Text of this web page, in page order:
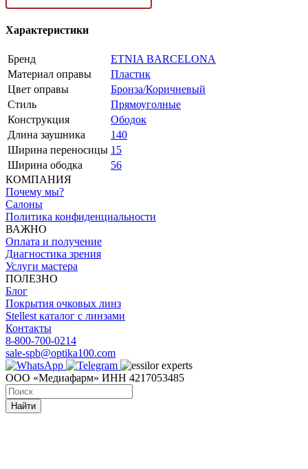
Характеристики
Бренд
ETNIA BARCELONA
Материал оправы
Пластик
Цвет оправы
Бронза/Коричневый
Стиль
Прямоуголные
Конструкция
Ободок
Длина заушника
140
Ширина переносицы 15
Ширина ободка
56
КОМПАНИЯ
Почему мы?
Салоны
Политика конфиденциальности
ВАЖНО
Оплата и получение
Диагностика зрения
Услуги мастера
ПОЛЕЗНО
Блог
Покрытия очковых линз
Stellest каталог с линзами
Контакты
8-800-700-0214
sale-spb@optika100.com
ООО «Медиафарм» ИНН 4217053485
Найти